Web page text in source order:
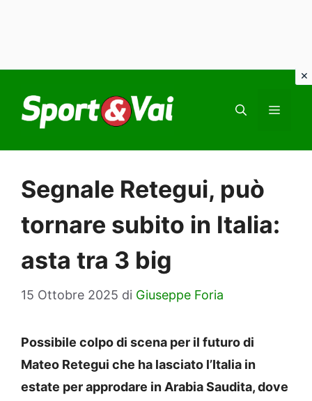
contenuto
Segnale Retegui, può
tornare subito in Italia:
asta tra 3 big
15 Ottobre 2025 di Giuseppe Foria
Possibile colpo di scena per il futuro di
Mateo Retegui che ha lasciato l’Italia in
estate per approdare in Arabia Saudita, dove